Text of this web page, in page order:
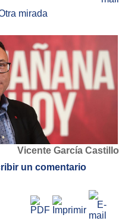
mirada
Vicente García Castillo
un comentario